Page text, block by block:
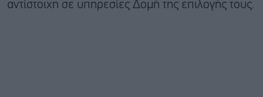
αντίστοιχη σε υπηρεσίες Δομή της επιλογής τους.